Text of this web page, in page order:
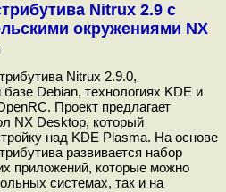
Nitrux 2.9 с
окружениями NX
Nitrux 2.9.0,
базе Debian, технологиях KDE и
Проект предлагает
NX Desktop, который
над KDE Plasma. На основе
развивается набор
приложений, которые можно
системах, так и на